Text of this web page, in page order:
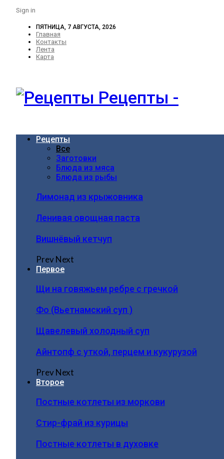
Sign in
ПЯТНИЦА, 7 АВГУСТА, 2026
Главная
Контакты
Лента
Карта
Рецепты -
Рецепты
Все
Заготовки
Блюда из мяса
Блюда из рыбы
Лимонад из крыжовника
Ленивая овощная паста
Вишнёвый кетчуп
PrevNext
Первое
Щи на говяжьем ребре с гречкой
Фо (Вьетнамский суп )
Щавелевый холодный суп
Айнтопф с уткой, перцем и кукурузой
PrevNext
Второе
Постные котлеты из моркови
Стир-фрай из курицы
Постные котлеты в духовке